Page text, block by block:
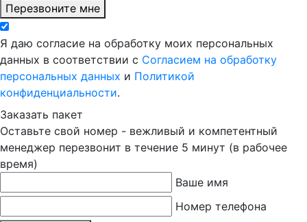
Перезвоните мне
Я даю согласие на обработку моих персональных
данных в соответствии с Согласием на обработку
персональных данных и Политикой
конфиденциальности.
Заказать пакет
Оставьте свой номер - вежливый и компетентный
менеджер перезвонит в течение 5 минут (в рабочее
время)
Ваше имя
Номер телефона